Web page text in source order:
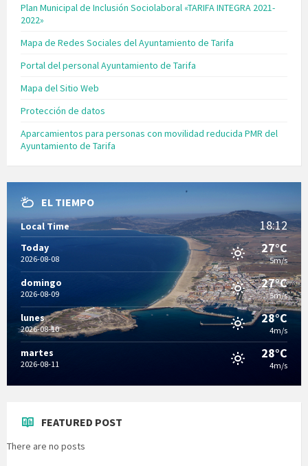
Plan Municipal de Inclusión Sociolaboral «TARIFA INTEGRA 2021-
2022»
Mapa de Redes Sociales del Ayuntamiento de Tarifa
Portal del personal Ayuntamiento de Tarifa
Mapa del Sitio Web
Protección de datos
Aparcamientos para personas con movilidad reducida PMR del
Ayuntamiento de Tarifa
EL TIEMPO
Local Time 18:12
Today
2026-08-08
27°C
5m/s
domingo
2026-08-09
27°C
5m/s
lunes
2026-08-10
28°C
4m/s
martes
2026-08-11
28°C
4m/s
FEATURED POST
There are no posts